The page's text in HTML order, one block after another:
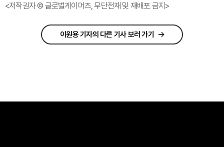
<저작권자 © 글로벌게이머즈, 무단전재 및 재배포 금지>
이원용 기자의 다른 기사 보러 가기